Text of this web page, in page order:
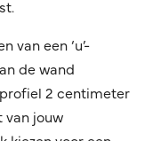
van een ‘u’-
de wand
2 centimeter
van jouw